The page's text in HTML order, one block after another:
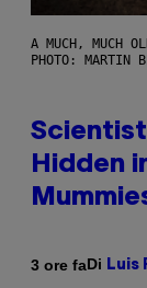
A MUCH, MUCH
PHOTO: MARTIN
Hidden
3 ore faDi Luis